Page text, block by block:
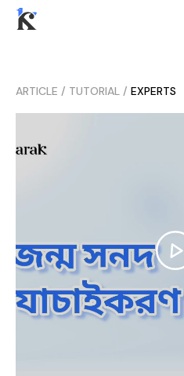
ARTICLE / TUTORIAL / EXPERTS